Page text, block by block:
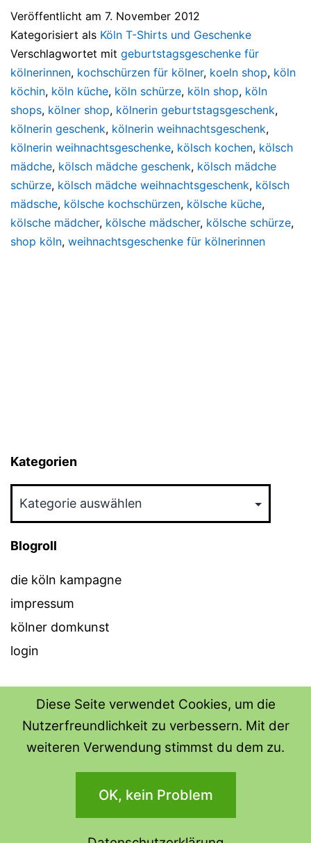
Veröffentlicht am 7. November 2012
Kategorisiert als Köln T-Shirts und Geschenke
Verschlagwortet mit geburtstagsgeschenke für
kölnerinnen, kochschürzen für kölner, koeln shop, köln
köchin, köln küche, köln schürze, köln shop, köln
shops, kölner shop, kölnerin geburtstagsgeschenk,
kölnerin geschenk, kölnerin weihnachtsgeschenk,
kölnerin weihnachtsgeschenke, kölsch kochen, kölsch
mädche, kölsch mädche geschenk, kölsch mädche
schürze, kölsch mädche weihnachtsgeschenk, kölsch
mädsche, kölsche kochschürzen, kölsche küche,
kölsche mädcher, kölsche mädscher, kölsche schürze,
shop köln, weihnachtsgeschenke für kölnerinnen
Kategorien
Blogroll
die köln kampagne
impressum
kölner domkunst
login
THE SHIRT SHOPS
Datenschutzerklärung
Stolz präsentiert vonWordPress.
Diese Seite verwendet Cookies, um die
Nutzerfreundlichkeit zu verbessern. Mit der
weiteren Verwendung stimmst du dem zu.
OK, kein Problem